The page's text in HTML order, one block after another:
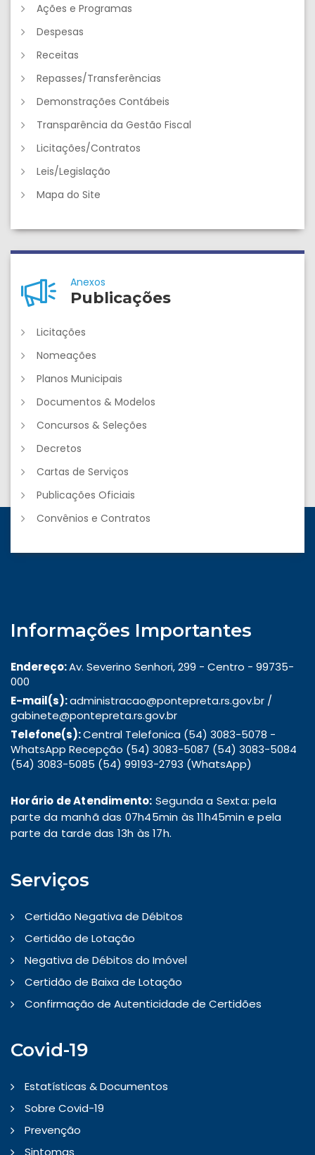
Ações e Programas
Despesas
Receitas
Repasses/Transferências
Demonstrações Contábeis
Transparência da Gestão Fiscal
Licitações/Contratos
Leis/Legislação
Mapa do Site
Anexos
Publicações
Licitações
Nomeações
Planos Municipais
Documentos & Modelos
Concursos & Seleções
Decretos
Cartas de Serviços
Publicações Oficiais
Convênios e Contratos
Informações Importantes
Endereço:Av. Severino Senhori, 299 - Centro - 99735-
000
E-mail(s):administracao@pontepreta.rs.gov.br /
gabinete@pontepreta.rs.gov.br
Telefone(s):Central Telefonica (54) 3083-5078 -
WhatsApp Recepção (54) 3083-5087 (54) 3083-5084
(54) 3083-5085 (54) 99193-2793 (WhatsApp)
Horário de Atendimento: Segunda a Sexta: pela
parte da manhã das 07h45min às 11h45min e pela
parte da tarde das 13h às 17h.
Serviços
Certidão Negativa de Débitos
Certidão de Lotação
Negativa de Débitos do Imóvel
Certidão de Baixa de Lotação
Confirmação de Autenticidade de Certidões
Covid-19
Estatísticas & Documentos
Sobre Covid-19
Prevenção
Sintomas